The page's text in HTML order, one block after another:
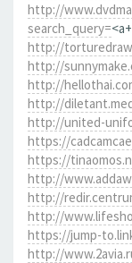
http://
search_query=
http://
http://
http://
http://
http://united-
https://
https://
http://
http://
http://
https://jump-
http://